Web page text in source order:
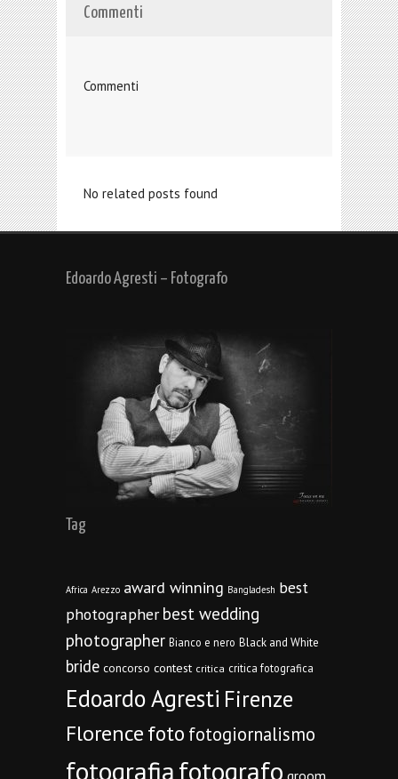
Commenti
Commenti
No related posts found
Edoardo Agresti – Fotografo
Tag
Africa Arezzo award winning Bangladesh best
photographer best wedding
photographer Bianco e nero Black and White
bride concorso contest critica critica fotografica
Edoardo Agresti Firenze
Florencefoto fotogiornalismo
fotografiafotografo